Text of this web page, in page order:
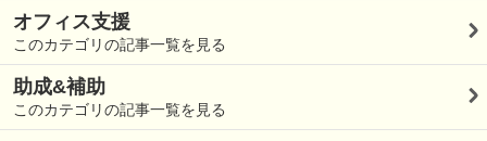
オフィス支援
このカテゴリの記事一覧を見る
助成&補助
このカテゴリの記事一覧を見る